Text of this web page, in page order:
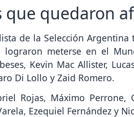
que quedaron
de la Selección
meterse en el
Kevin Mac Allister,
Di Lollo y Zaid Romero.
Rojas, Máximo Perrone,
Ezequiel Fernández y